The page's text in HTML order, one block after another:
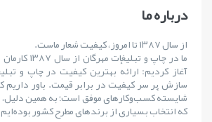
درباره ما
از سال ۱۳۸۷ تا امروز، کیفیت شعار ماست.
ما در چاپ و
آغاز کردیم: ارائهٔ بهترین کیفیت در چاپ و
سازش بر سر کیفیت در برابر قیمت. باور داریم
که انتخاب بسیاری از برندهای مطرح کشور